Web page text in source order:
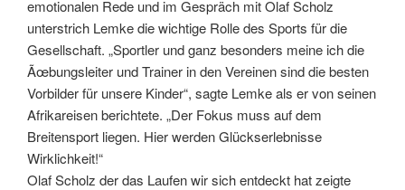
emotionalen Rede und im Gespräch mit Olaf Scholz
unterstrich Lemke die wichtige Rolle des Sports für die
Gesellschaft. „Sportler und ganz besonders meine ich die
Ãœbungsleiter und Trainer in den Vereinen sind die besten
Vorbilder für unsere Kinder“, sagte Lemke als er von seinen
Afrikareisen berichtete. „Der Fokus muss auf dem
Breitensport liegen. Hier werden Glückserlebnisse
Wirklichkeit!“
Olaf Scholz der das Laufen wir sich entdeckt hat zeigte